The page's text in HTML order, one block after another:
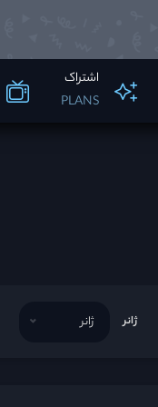
اشتراک
PLANS
ژانر ژانر